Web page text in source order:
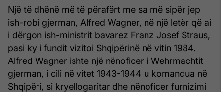
Një të dhënë më të përafërt me sa më sipër jep
ish-robi gjerman, Alfred Wagner, në një letër që ai
i dërgon ish-ministrit bavarez Franz Josef Straus,
pasi ky i fundit vizitoi Shqipërinë në vitin 1984.
Alfred Wagner ishte një nënoficer i Wehrmachtit
gjerman, i cili në vitet 1943-1944 u komandua në
Shqipëri, si kryellogaritar dhe nënoficer furnizimi